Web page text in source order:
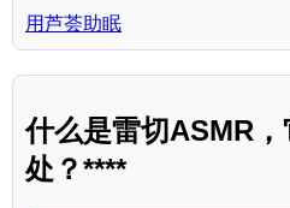
用芦荟助眠
什么是雷切ASMR
处？****